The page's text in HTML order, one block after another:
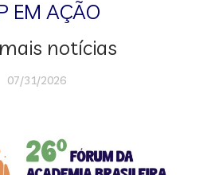
EM AÇÃO
notícias
07/31/2026